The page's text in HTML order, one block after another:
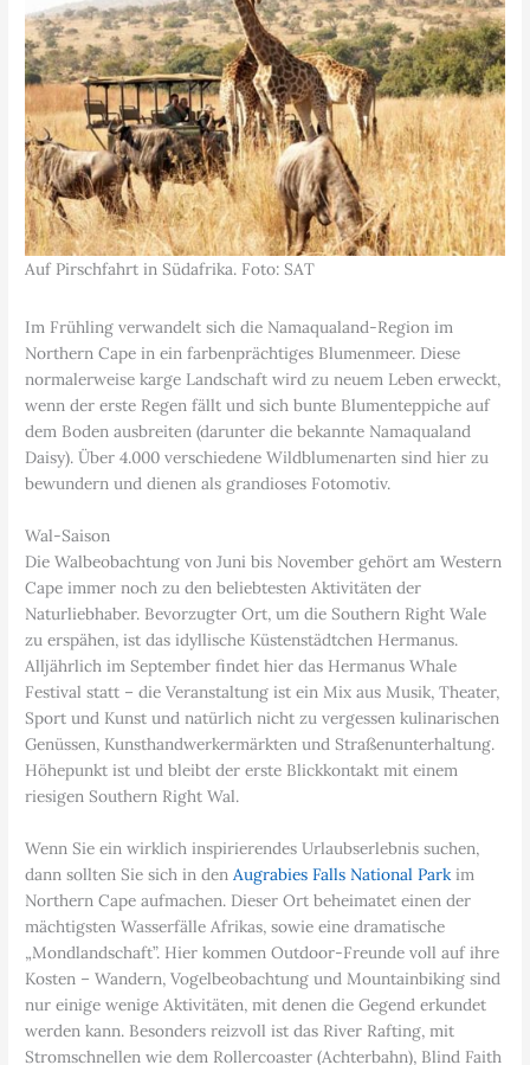
Auf Pirschfahrt in Südafrika. Foto: SAT
Im Frühling verwandelt sich die Namaqualand-Region im
Northern Cape in ein farbenprächtiges Blumenmeer. Diese
normalerweise karge Landschaft wird zu neuem Leben erweckt,
wenn der erste Regen fällt und sich bunte Blumenteppiche auf
dem Boden ausbreiten (darunter die bekannte Namaqualand
Daisy). Über 4.000 verschiedene Wildblumenarten sind hier zu
bewundern und dienen als grandioses Fotomotiv.
Wal-Saison
Die Walbeobachtung von Juni bis November gehört am Western
Cape immer noch zu den beliebtesten Aktivitäten der
Naturliebhaber. Bevorzugter Ort, um die Southern Right Wale
zu erspähen, ist das idyllische Küstenstädtchen Hermanus.
Alljährlich im September findet hier das Hermanus Whale
Festival statt – die Veranstaltung ist ein Mix aus Musik, Theater,
Sport und Kunst und natürlich nicht zu vergessen kulinarischen
Genüssen, Kunsthandwerkermärkten und Straßenunterhaltung.
Höhepunkt ist und bleibt der erste Blickkontakt mit einem
riesigen Southern Right Wal.
Wenn Sie ein wirklich inspirierendes Urlaubserlebnis suchen,
dann sollten Sie sich in denAugrabies Falls National Parkim
Northern Cape aufmachen. Dieser Ort beheimatet einen der
mächtigsten Wasserfälle Afrikas, sowie eine dramatische
„Mondlandschaft”. Hier kommen Outdoor-Freunde voll auf ihre
Kosten – Wandern, Vogelbeobachtung und Mountainbiking sind
nur einige wenige Aktivitäten, mit denen die Gegend erkundet
werden kann. Besonders reizvoll ist das River Rafting, mit
Stromschnellen wie dem Rollercoaster (Achterbahn), Blind Faith